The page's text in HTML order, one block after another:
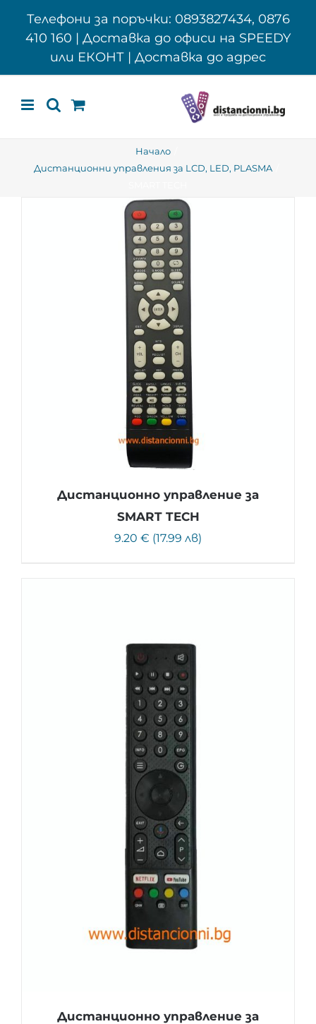
Телефони за поръчки: 0893827434, 0876
410 160 | Доставка до офиси на SPEEDY
или ЕКОНТ | Доставка до адрес
Начало
Дистанционни управления за LCD, LED, PLASMA
Дистанционно управление за
SMART TECH
9.20 € (17.99 лв)
Дистанционно управление за